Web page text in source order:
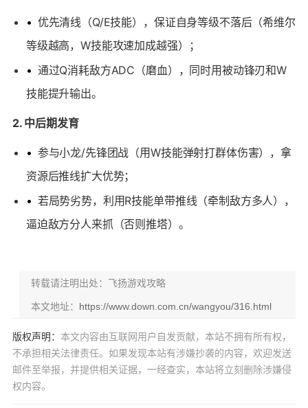
• 优先清线（Q/E技能），保证自身等级不落后（希维尔
等级越高，W技能攻速加成越强）；
• 通过Q消耗敌方ADC（磨血），同时用被动锋刃和W
技能提升输出。
2. 中后期发育
• 参与小龙/先锋团战（用W技能弹射打群体伤害），拿
资源后推线扩大优势；
• 若局势劣势，利用R技能单带推线（牵制敌方多人），
逼迫敌方分人来抓（否则推塔）。
转载请注明出处：飞扬游戏攻略
本文地址： https://www.down.com.cn/wangyou/316.html
版权声明： 本文内容由互联网用户自发贡献，本站不拥有所有权，
不承担相关法律责任。如果发现本站有涉嫌抄袭的内容，欢迎发送
邮件至举报，并提供相关证据，一经查实，本站将立刻删除涉嫌侵
权内容。